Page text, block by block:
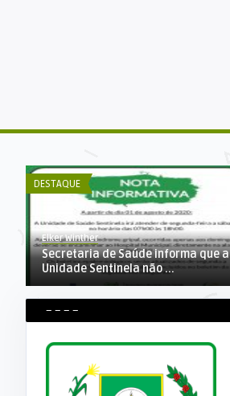
DESTAQUE
Elker Winther
Secretaria de Saúde informa que a
Unidade Sentinela não ...
– – – –